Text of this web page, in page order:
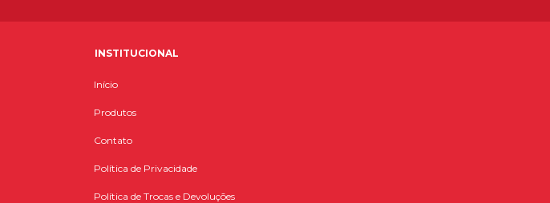
INSTITUCIONAL
Início
Produtos
Contato
Política de Privacidade
Política de Trocas e Devoluções